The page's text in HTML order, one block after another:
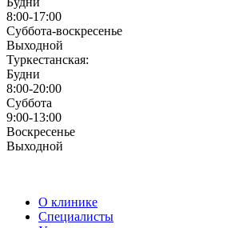
8:00-17:00
Суббота-воскресенье
Выходной
Туркестанская:
Будни
8:00-20:00
Суббота
9:00-13:00
Воскресенье
Выходной
О клинике
Специалисты